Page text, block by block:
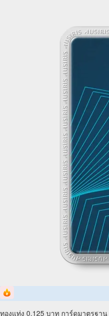
ทองแท่ง 0.125 บาท การ์ดมาตรฐาน